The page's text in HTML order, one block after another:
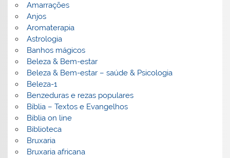
Amarrações
Anjos
Aromaterapia
Astrologia
Banhos mágicos
Beleza & Bem-estar
Beleza & Bem-estar – saúde & Psicologia
Beleza-1
Benzeduras e rezas populares
Bíblia – Textos e Evangelhos
Biblia on line
Biblioteca
Bruxaria
Bruxaria africana